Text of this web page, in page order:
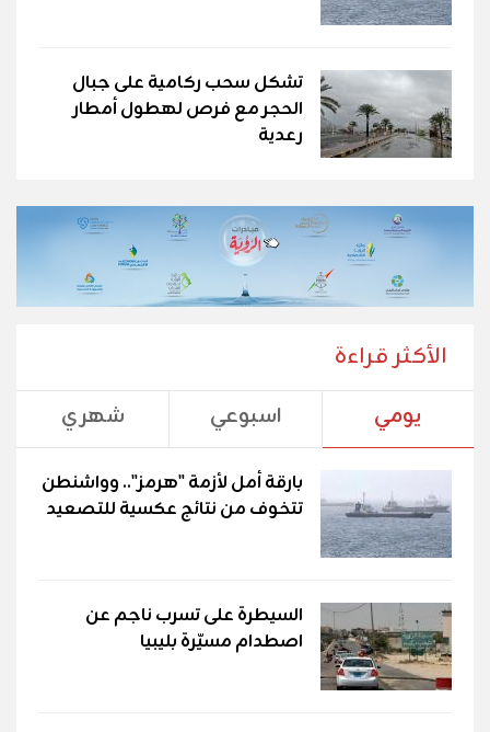
تشكل سحب ركامية على جبال
الحجر مع فرص لهطول أمطار
رعدية
الأكثر قراءة
يومي اسبوعي شهري
بارقة أمل لأزمة "هرمز".. وواشنطن
تتخوف من نتائج عكسية للتصعيد
السيطرة على تسرب ناجم عن
اصطدام مسيّرة بليبيا